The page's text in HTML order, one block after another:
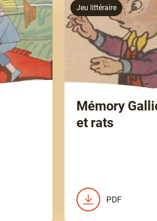
Jeu littéraire
Mémory
et rats
PDF